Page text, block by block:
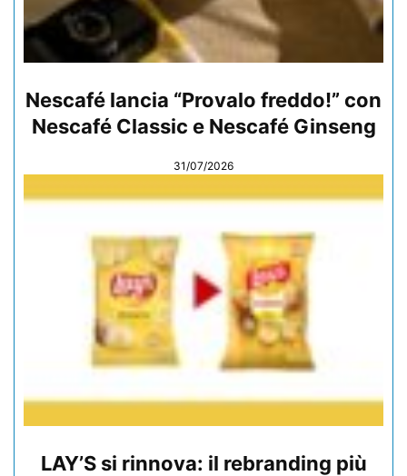
Nescafé lancia “Provalo freddo!” con
Nescafé Classic e Nescafé Ginseng
31/07/2026
LAY’S si rinnova: il rebranding più